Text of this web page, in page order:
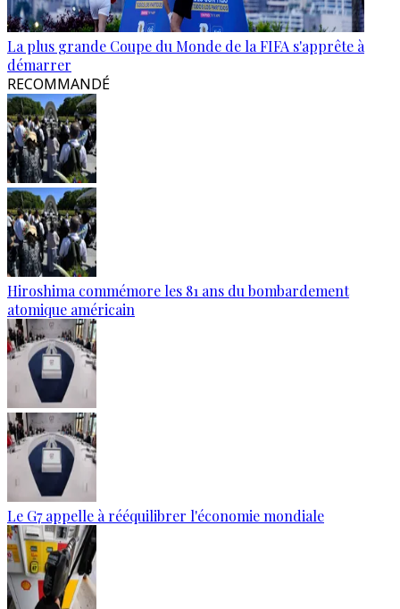
La plus grande Coupe du Monde de la FIFA s'apprête à
démarrer
RECOMMANDÉ
Hiroshima commémore les 81 ans du bombardement
atomique américain
Le G7 appelle à rééquilibrer l'économie mondiale